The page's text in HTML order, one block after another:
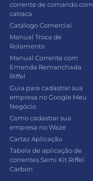
corrente de comando com
catraca
Catálogo Comercial
Manual Troca de
Rolamento
Manual Corrente com
Emenda Remanchada
Riffel
Guia para cadastrar sua
empresa no Google Meu
Negócio
Como cadastrar sua
empresa no Waze
Cartaz Aplicação
Tabela de aplicação de
correntes Semi Kit Riffel
Carbon